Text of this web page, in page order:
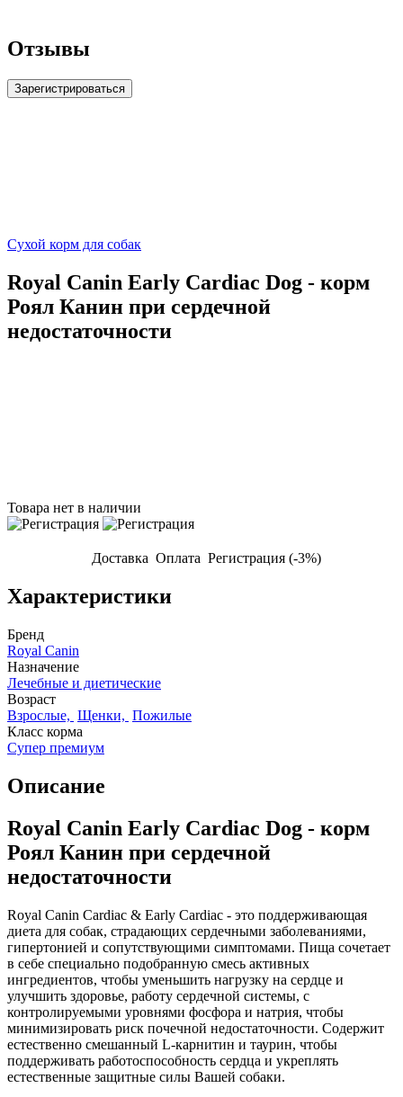
Отзывы
Зарегистрироваться
Сухой корм для собак
Royal Canin Early Cardiac Dog - корм
Роял Канин при сердечной
недостаточности
Товара нет в наличии
Доставка Оплата Регистрация (-3%)
Характеристики
Бренд
Royal Canin
Назначение
Лечебные и диетические
Возраст
Взрослые, Щенки, Пожилые
Класс корма
Супер премиум
Описание
Royal Canin Early Cardiac Dog - корм
Роял Канин при сердечной
недостаточности
Royal Canin Cardiac & Early Cardiac - это поддерживающая
диета для собак, страдающих сердечными заболеваниями,
гипертонией и сопутствующими симптомами. Пища сочетает
в себе специально подобранную смесь активных
ингредиентов, чтобы уменьшить нагрузку на сердце и
улучшить здоровье, работу сердечной системы, с
контролируемыми уровнями фосфора и натрия, чтобы
минимизировать риск почечной недостаточности. Содержит
естественно смешанный L-карнитин и таурин, чтобы
поддерживать работоспособность сердца и укреплять
естественные защитные силы Вашей собаки.